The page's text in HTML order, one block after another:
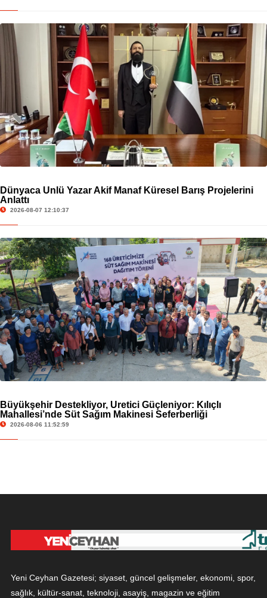
Dünyaca Ünlü Yazar Akif Manaf Küresel Barış Projelerini
Anlattı
2026-08-07 12:10:37
Büyükşehir Destekliyor, Üretici Güçleniyor: Kılıçlı
Mahallesi’nde Süt Sağım Makinesi Seferberliği
2026-08-06 11:52:59
Yeni Ceyhan Gazetesi; siyaset, güncel gelişmeler, ekonomi, spor,
sağlık, kültür-sanat, teknoloji, asayiş, magazin ve eğitim